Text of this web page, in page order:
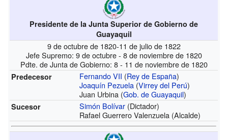
Presidente de la Junta Superior de Gobierno de
Guayaquil
9 de octubre de 1820-11 de julio de 1822
Jefe Supremo: 9 de octubre - 8 de noviembre de 1820
Pdte. de Junta de Gobierno: 8 - 11 de noviembre de 1820
Predecesor Fernando VII (Rey de España)
Joaquín Pezuela (Virrey del Perú)
Juan Urbina (Gob. de Guayaquil)
Sucesor Simón Bolívar (Dictador)
Rafael Guerrero Valenzuela (Alcalde)